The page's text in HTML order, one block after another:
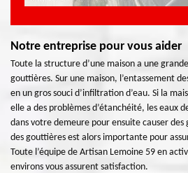
Notre entreprise pour vous aider
Toute la structure d’une maison a une
gouttières. Sur une maison, l’entassement
en un gros souci d’infiltration d’eau. Si la
elle a des problèmes d’étanchéité, les eaux
dans votre demeure pour ensuite causer des
des gouttières est alors importante pour
Toute l’équipe de Artisan Lemoine 59 en
environs vous assurent satisfaction.